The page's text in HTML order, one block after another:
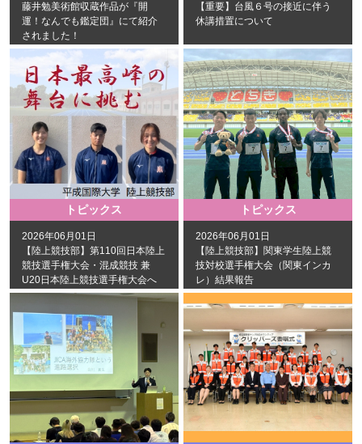
藤井勉美術館収蔵作品が『開
運！なんでも鑑定団』にて紹介
されました！
【重要】台風６号の接近に伴う
休講措置について
トピックス
2026年06月01日
【陸上競技部】第110回日本陸上
競技選手権大会・混成競技 兼
U20日本陸上競技選手権大会へ
の出場が決定しました！
トピックス
2026年06月01日
【陸上競技部】関東学生陸上競
技対校選手権大会（関東インカ
レ）結果報告